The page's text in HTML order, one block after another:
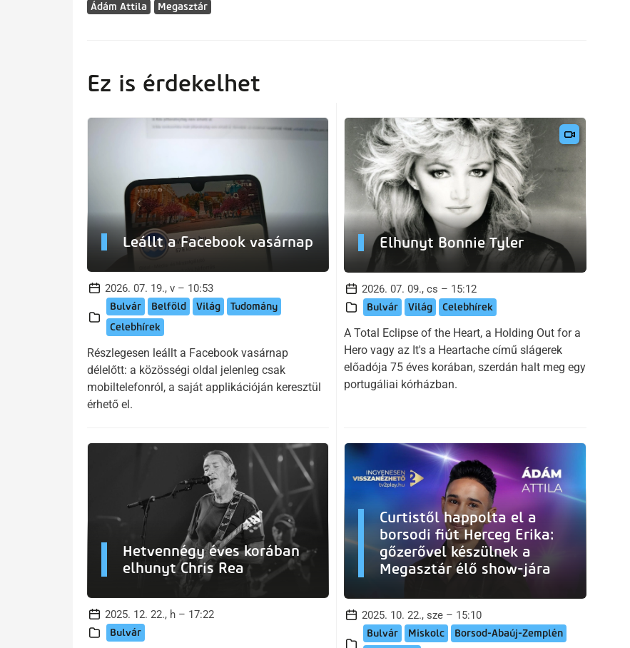
Ádám Attila
Megasztár
Ez is érdekelhet
Leállt a Facebook vasárnap
2026. 07. 19., v – 10:53
Bulvár Belföld Világ
Tudomány
Celebhírek
Részlegesen leállt a Facebook vasárnap
délelőtt: a közösségi oldal jelenleg csak
mobiltelefonról, a saját applikációján keresztül
érhető el.
Elhunyt Bonnie Tyler
2026. 07. 09., cs – 15:12
Bulvár Világ Celebhírek
A Total Eclipse of the Heart, a Holding Out for a
Hero vagy az It's a Heartache című slágerek
előadója 75 éves korában, szerdán halt meg egy
portugáliai kórházban.
Hetvennégy éves korában
elhunyt Chris Rea
2025. 12. 22., h – 17:22
Bulvár
Curtistől happolta el a
borsodi fiút Herceg Erika:
gőzerővel készülnek a
Megasztár élő show-jára
2025. 10. 22., sze – 15:10
Bulvár Miskolc
Borsod-Abaúj-Zemplén